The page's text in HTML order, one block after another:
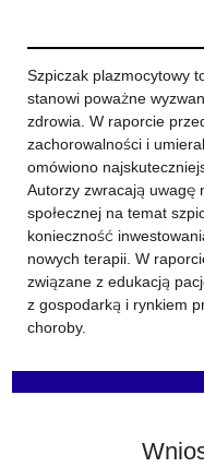
Szpiczak plazmocytowy
stanowi poważne
zdrowia. W raporcie
zachorowalności i
omówiono
Autorzy zwracają uwagę
społecznej na temat
konieczność
nowych terapii. W
związane z edukacją
z gospodarką i rynkiem
choroby.